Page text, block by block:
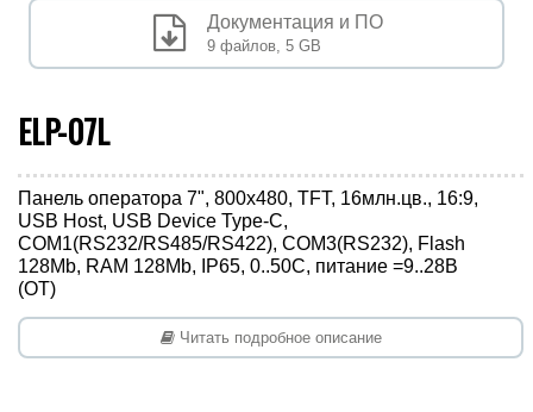
Документация и ПО
9 файлов, 5 GB
ELP-07L
Панель оператора 7", 800х480, TFT, 16млн.цв., 16:9,
USB Host, USB Device Type-C,
COM1(RS232/RS485/RS422), COM3(RS232), Flash
128Mb, RAM 128Mb, IP65, 0..50С, питание =9..28В
(ОТ)
Читать подробное описание